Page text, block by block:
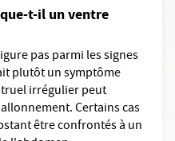
t-il un ventre
pas parmi les signes
plutôt un symptôme
irrégulier peut
Certains cas
être confrontés à un